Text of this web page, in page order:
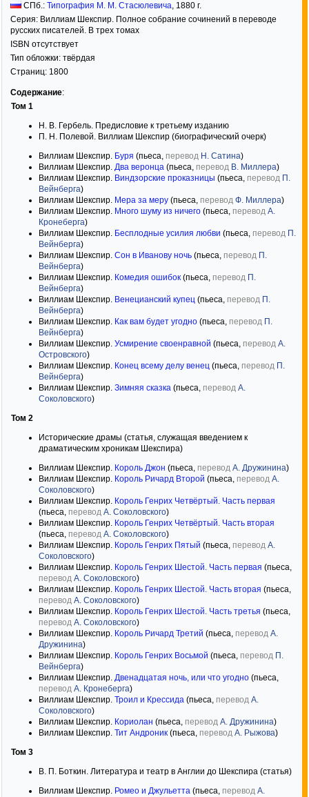
СПб.: Типография М. М. Стасюлевича, 1880 г.
Серия: Виллиам Шекспир. Полное собрание сочинений в переводе
русских писателей. В трех томах
ISBN отсутствует
Тип обложки: твёрдая
Страниц: 1800
Содержание:
Том 1
Н. В. Гербель. Предисловие к третьему изданию
П. Н. Полевой. Виллиам Шекспир (биографический очерк)
Виллиам Шекспир. Буря (пьеса, перевод Н. Сатина)
Виллиам Шекспир. Два веронца (пьеса, перевод В. Миллера)
Виллиам Шекспир. Виндзорские проказницы (пьеса, перевод П.
Вейнберга)
Виллиам Шекспир. Мера за меру (пьеса, перевод Ф. Миллера)
Виллиам Шекспир. Много шуму из ничего (пьеса, перевод А.
Кронеберга)
Виллиам Шекспир. Бесплодные усилия любви (пьеса, перевод П.
Вейнберга)
Виллиам Шекспир. Сон в Иванову ночь (пьеса, перевод П.
Вейнберга)
Виллиам Шекспир. Комедия ошибок (пьеса, перевод П.
Вейнберга)
Виллиам Шекспир. Венецианский купец (пьеса, перевод П.
Вейнберга)
Виллиам Шекспир. Как вам будет угодно (пьеса, перевод П.
Вейнберга)
Виллиам Шекспир. Усмирение своенравной (пьеса, перевод А.
Островского)
Виллиам Шекспир. Конец всему делу венец (пьеса, перевод П.
Вейнберга)
Виллиам Шекспир. Зимняя сказка (пьеса, перевод А.
Соколовского)
Том 2
Исторические драмы (статья, служащая введением к
драматическим хроникам Шекспира)
Виллиам Шекспир. Король Джон (пьеса, перевод А. Дружинина)
Виллиам Шекспир. Король Ричард Второй (пьеса, перевод А.
Соколовского)
Виллиам Шекспир. Король Генрих Четвёртый. Часть первая
(пьеса, перевод А. Соколовского)
Виллиам Шекспир. Король Генрих Четвёртый. Часть вторая
(пьеса, перевод А. Соколовского)
Виллиам Шекспир. Король Генрих Пятый (пьеса, перевод А.
Соколовского)
Виллиам Шекспир. Король Генрих Шестой. Часть первая (пьеса,
перевод А. Соколовского)
Виллиам Шекспир. Король Генрих Шестой. Часть вторая (пьеса,
перевод А. Соколовского)
Виллиам Шекспир. Король Генрих Шестой. Часть третья (пьеса,
перевод А. Соколовского)
Виллиам Шекспир. Король Ричард Третий (пьеса, перевод А.
Дружинина)
Виллиам Шекспир. Король Генрих Восьмой (пьеса, перевод П.
Вейнберга)
Виллиам Шекспир. Двенадцатая ночь, или что угодно (пьеса,
перевод А. Кронеберга)
Виллиам Шекспир. Троил и Крессида (пьеса, перевод А.
Соколовского)
Виллиам Шекспир. Кориолан (пьеса, перевод А. Дружинина)
Виллиам Шекспир. Тит Андроник (пьеса, перевод А. Рыжова)
Том 3
В. П. Боткин. Литература и театр в Англии до Шекспира (статья)
Виллиам Шекспир. Ромео и Джульетта (пьеса, перевод А.